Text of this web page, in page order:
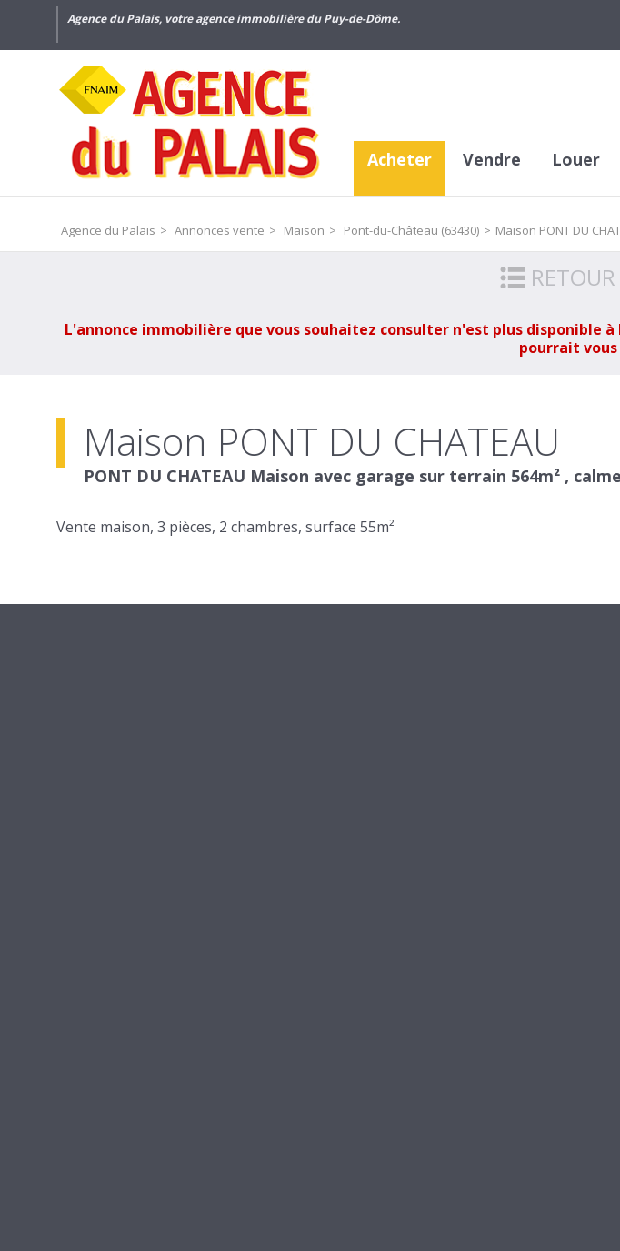
Agence du Palais, votre agence immobilière du Puy-de-Dôme.
Acheter Vendre Louer
Agence du Palais > Annonces vente > Maison > Pont-du-Château (63430) > Maison PONT DU
L'annonce immobilière que vous souhaitez consulter n'est plus disponible
pourrait
Maison PONT DU CHATEAU
PONT DU CHATEAU Maison avec garage sur terrain 564m² ,
Vente maison, 3 pièces, 2 chambres, surface 55m²